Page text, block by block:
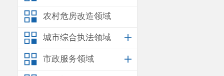
农村危房改造领域
城市综合执法领域
市政服务领域